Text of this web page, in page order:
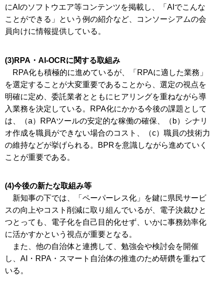
にAIのソフトウエア等コンテンツを掲載し、「AIでこんな
ことができる」という例の紹介など、コンソーシアムの会
員向けに情報提供している。
(3)RPA・AI-OCRに関する取組み
RPA化も積極的に進めているが、「RPAに適した業務」
を選定することが大変重要であることから、選定の視点を
明確に定め、委託業者とともにヒアリングを重ねながら導
入業務を決定している。RPA化にかかる今後の課題として
は、（a）RPAツールの安定的な稼働の確保、（b）シナリ
オ作成を職員ができない場合のコスト、（c）職員の技術力
の維持などが挙げられる。BPRを意識しながら進めていく
ことが重要である。
(4)今後の新たな取組み等
新知事の下では、「ペーパーレス化」を鍵に県民サービ
スの向上やコスト削減に取り組んでいるが、電子決裁ひと
つとっても、電子化を自己目的化せず、いかに事務効率化
に活かすかという視点が重要となる。
また、他の自治体と連携して、勉強会や検討会を開催
し、AI・RPA・スマート自治体の推進のため研鑽を重ねて
いる。